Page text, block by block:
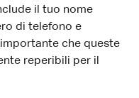
il tuo nome
di telefono e
che queste
reperibili per il